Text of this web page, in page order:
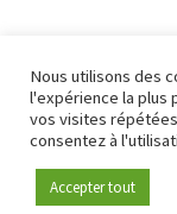
Devenez
Nous utilisons des
l'expérience la plus
vos visites
consentez à
Accepter tout